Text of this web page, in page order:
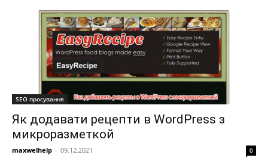
SEO просування
Як додавати рецепти в WordPress з
микроразметкой
maxwelhelp - 09.12.2021 0